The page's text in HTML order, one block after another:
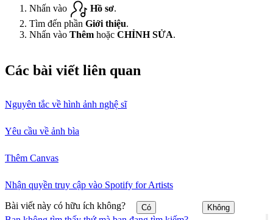
Nhấn vào Hồ sơ.
Tìm đến phần Giới thiệu.
Nhấn vào Thêm hoặc CHỈNH SỬA.
Các bài viết liên quan
Nguyên tắc về hình ảnh nghệ sĩ
Yêu cầu về ảnh bìa
Thêm Canvas
Nhận quyền truy cập vào Spotify for Artists
Bài viết này có hữu ích không? Có Không